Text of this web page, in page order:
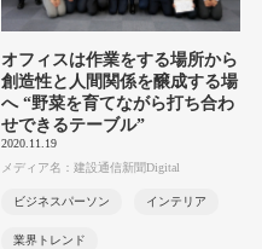
オフィスは作業をする場所から
創造性と人間関係を醸成する場
へ “野菜を育てながら打ち合わ
せできるテーブル”
2020.11.19
メディア名：建設通信新聞Digital
ビジネスパーソン インテリア
業界トレンド